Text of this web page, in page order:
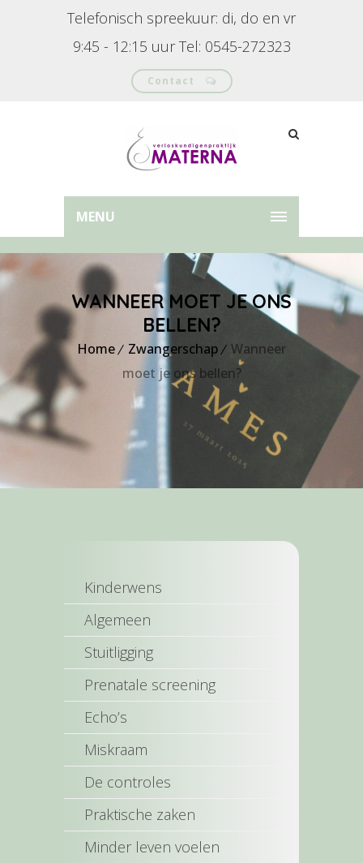
Telefonisch spreekuur: di, do en vr
9:45 - 12:15 uur Tel: 0545-272323
Contact
MENU
WANNEER MOET JE ONS
BELLEN?
Home Zwangerschap
Wanneer
moet je ons bellen?
Kinderwens
Algemeen
Stuitligging
Prenatale screening
Echo’s
Miskraam
De controles
Praktische zaken
Minder leven voelen